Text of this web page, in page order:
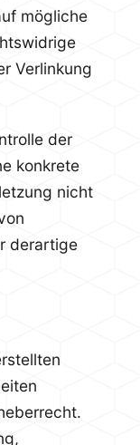
mögliche
Verlinkung
der
konkrete
nicht
derartige